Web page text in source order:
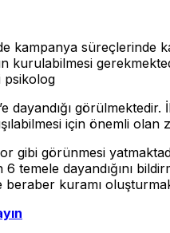
kampanya süreçlerinde
kurulabilmesi
psikolog
dayandığı
için önemli
gibi görünmesi
temele dayandığını
kuramı